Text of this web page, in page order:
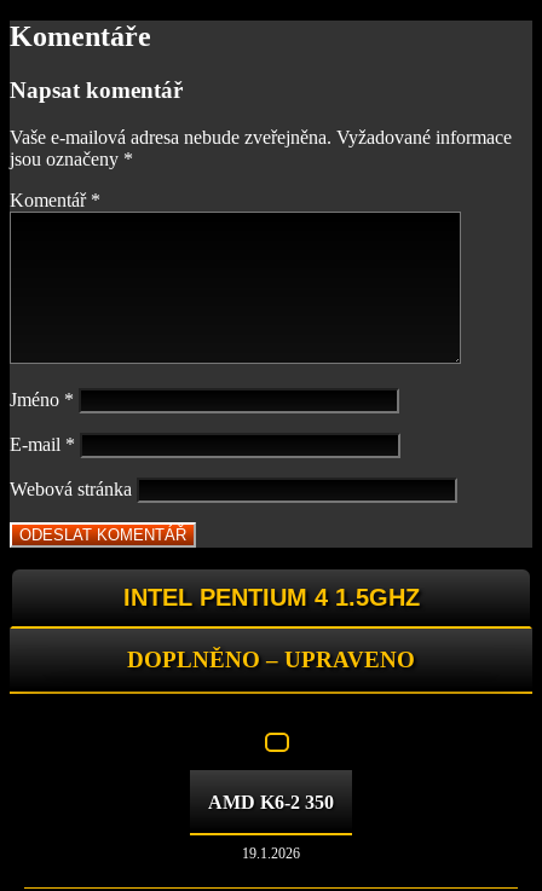
Komentáře
Napsat komentář
Vaše e-mailová adresa nebude zveřejněna. Vyžadované informace
jsou označeny *
Komentář *
Jméno *
E-mail *
Webová stránka
INTEL PENTIUM 4 1.5GHZ
DOPLNĚNO – UPRAVENO
AMD K6-2 350
19.1.2026